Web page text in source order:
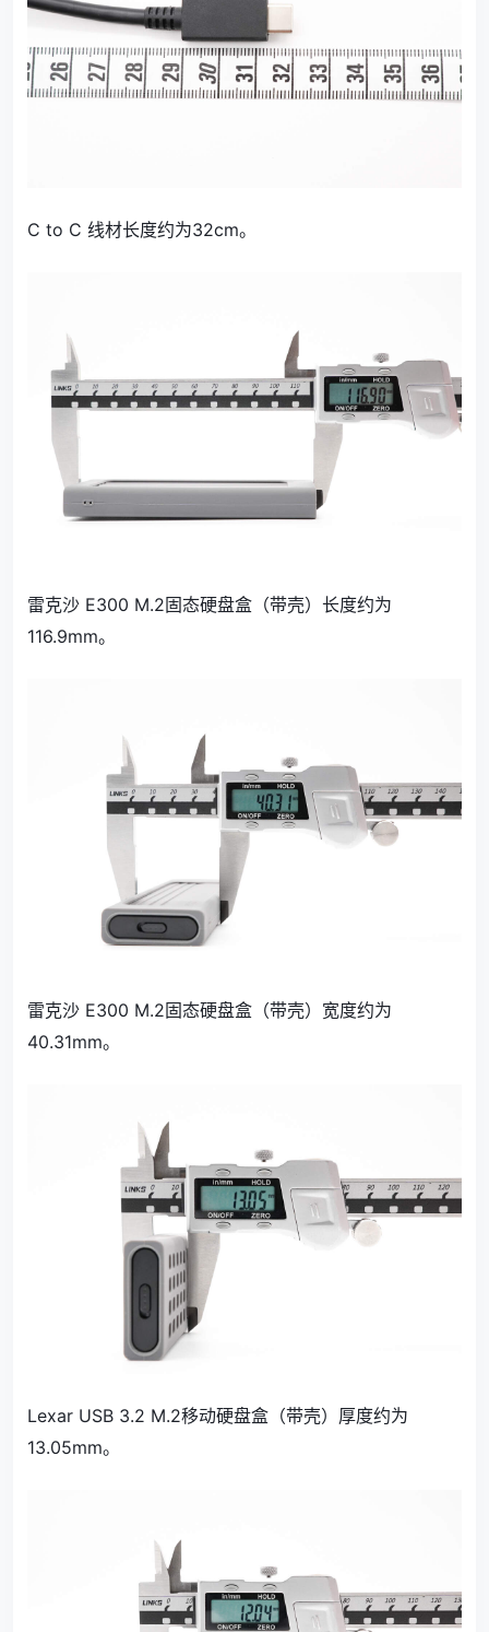
C to C 线材长度约为32cm。
雷克沙 E300 M.2固态硬盘盒（带壳）长度约为
116.9mm。
雷克沙 E300 M.2固态硬盘盒（带壳）宽度约为
40.31mm。
Lexar USB 3.2 M.2移动硬盘盒（带壳）厚度约为
13.05mm。